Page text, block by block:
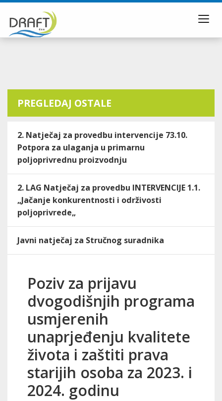
PREGLEDAJ OSTALE
2. Natječaj za provedbu intervencije 73.10.
Potpora za ulaganja u primarnu
poljoprivrednu proizvodnju
2. LAG Natječaj za provedbu INTERVENCIJE 1.1.
„Jačanje konkurentnosti i održivosti
poljoprivrede„
Javni natječaj za Stručnog suradnika
Poziv za prijavu
dvogodišnjih programa
usmjerenih
unaprjeđenju kvalitete
života i zaštiti prava
starijih osoba za 2023. i
2024. godinu